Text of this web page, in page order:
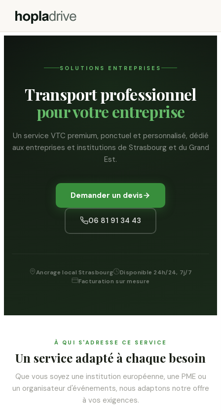
SOLUTIONS ENTREPRISES
Transport professionnel
pour votre entreprise
Un service VTC premium, ponctuel et personnalisé, dédié
aux entreprises et institutions de Strasbourg et du Grand
Est.
Demander un devis
06 81 91 34 43
Ancrage local Strasbourg
Disponible 24h/24, 7j/7
Facturation sur mesure
À QUI S'ADRESSE CE SERVICE
Un service adapté à chaque besoin
Que vous soyez une institution européenne, une PME ou
un organisateur d'événements, nous adaptons notre offre
à vos exigences.